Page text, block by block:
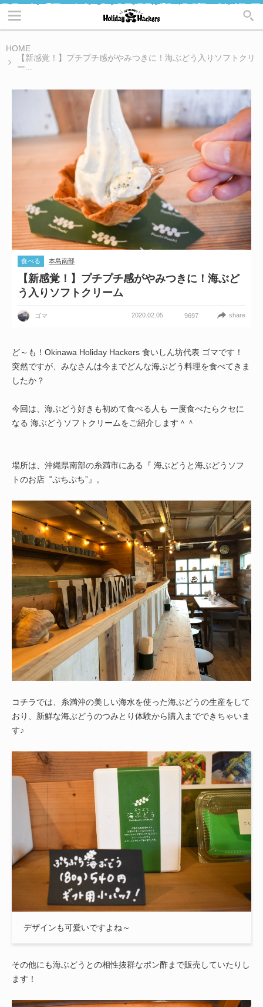
HOME
【新感覚！】プチプチ感がやみつきに！海ぶどう入りソフトクリ
ー...
食べる 本島南部
【新感覚！】プチプチ感がやみつきに！海ぶど
う入りソフトクリーム
ゴマ 2020.02.05 9697 share
ど～も！Okinawa Holiday Hackers 食いしん坊代表 ゴマです！
突然ですが、みなさんは今までどんな海ぶどう料理を食べてきま
したか？
今回は、海ぶどう好きも初めて食べる人も 一度食べたらクセに
なる 海ぶどうソフトクリームをご紹介します＾＾
場所は、沖縄県南部の糸満市にある『 海ぶどうと海ぶどうソフ
トのお店 ‟ぷちぷち”』。
コチラでは、糸満沖の美しい海水を使った海ぶどうの生産をして
おり、新鮮な海ぶどうのつみとり体験から購入までできちゃいま
す♪
デザインも可愛いですよね～
その他にも海ぶどうとの相性抜群なポン酢まで販売していたりし
ます！